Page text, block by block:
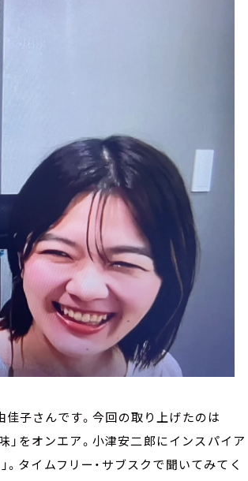
佳子さんです。今回の取り上げたのは
」をオンエア。小津安二郎にインスパイア
。タイムフリー・サブスクで聞いてみてく